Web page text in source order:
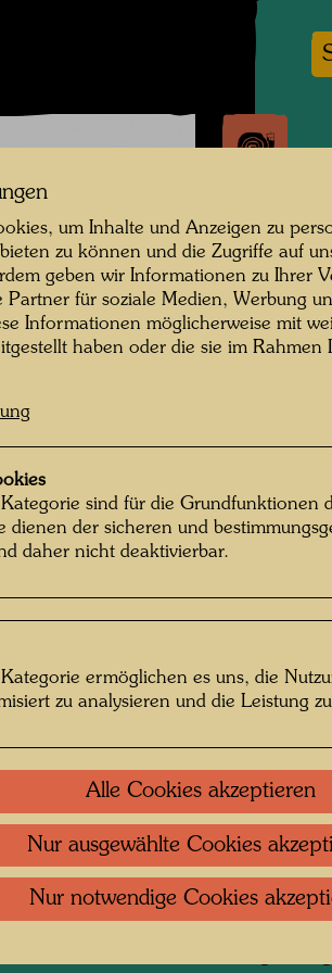
© Hundertwasser Archiv
1961
um Inhalte und Anzeigen zu
zu können und die Zugriffe auf
geben wir Informationen zu Ihrer
Partner für soziale Medien, Werbung
Informationen möglicherweise mit
haben oder die sie im Rahmen
sind für die Grundfunktionen
dienen der sicheren und
daher nicht deaktivierbar.
ermöglichen es uns, die
zu analysieren und die Leistung
Alle Cookies akzeptieren
Nur ausgewählte Cookies
Nur notwendige Cookies